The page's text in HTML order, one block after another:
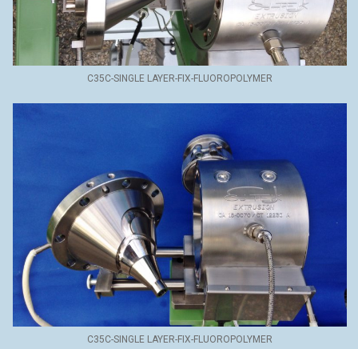
C35C-SINGLE LAYER-FIX-FLUOROPOLYMER
C35C-SINGLE LAYER-FIX-FLUOROPOLYMER